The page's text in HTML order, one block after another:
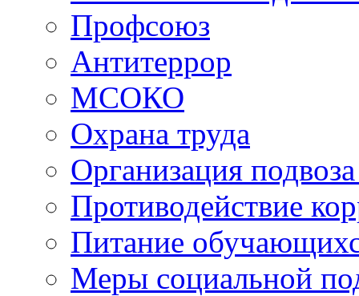
Профсоюз
Антитеррор
МСОКО
Охрана труда
Организация
Противодействие
Питание
Меры социальной